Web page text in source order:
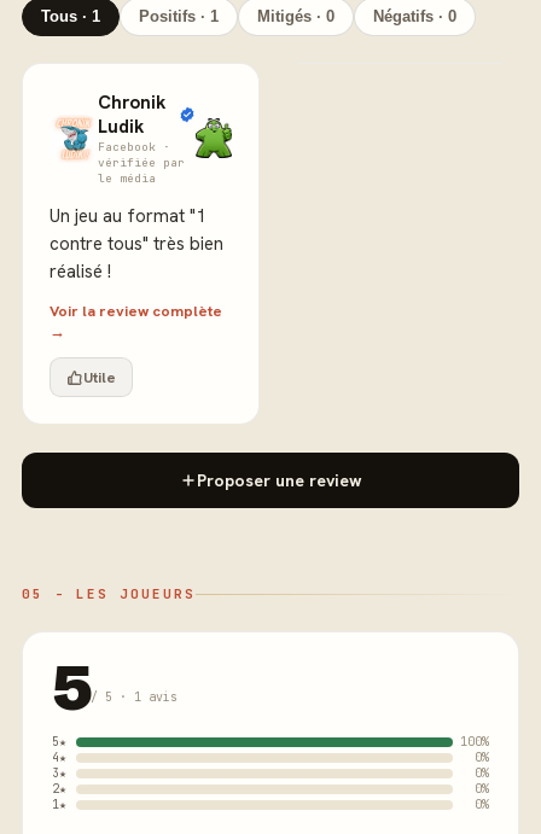
Tous · 1 Positifs · 1 Mitigés · 0 Négatifs · 0
Chronik
Ludik
Facebook ·
vérifiée par
le média
Un jeu au format "1
contre tous" très bien
réalisé !
Voir la review complète
→
Utile
Proposer une review
05 - LES JOUEURS
5/ 5 · 1 avis
5★
100%
4★
0%
3★
0%
2★
0%
1★
0%